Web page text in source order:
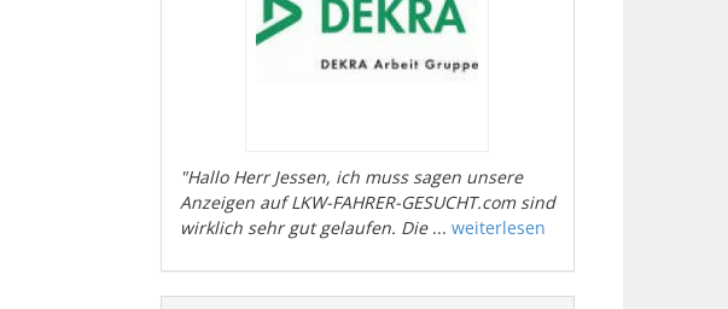
"Hallo Herr Jessen, ich muss sagen unsere
Anzeigen auf LKW-FAHRER-GESUCHT.com sind
wirklich sehr gut gelaufen. Die... weiterlesen